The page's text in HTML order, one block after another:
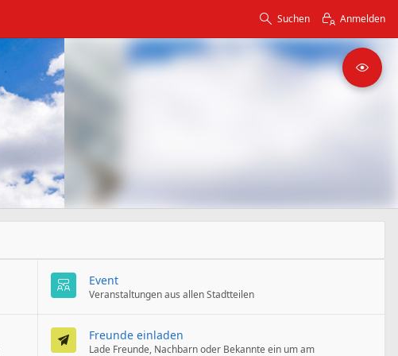
Suchen Anmelden
Event
Veranstaltungen aus allen Stadtteilen
Freunde einladen
Lade Freunde, Nachbarn oder Bekannte ein um am